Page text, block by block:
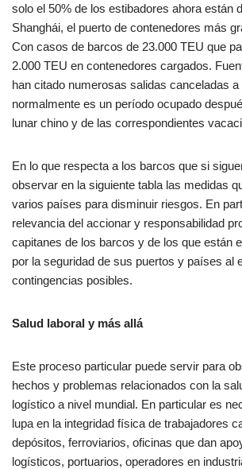
solo el 50% de los estibadores ahora están
Shanghái, el puerto de contenedores más
Con casos de barcos de 23.000 TEU que
2.000 TEU en contenedores cargados.
han citado numerosas salidas canceladas
normalmente es un período ocupado
lunar chino y de las correspondientes
En lo que respecta a los barcos que si
observar en la siguiente tabla las medidas
varios países para disminuir riesgos. En
relevancia del accionar y responsabilidad
capitanes de los barcos y de los que están
por la seguridad de sus puertos y países al
contingencias posibles.
Salud laboral y más allá
Este proceso particular puede servir para
hechos y problemas relacionados con la
logístico a nivel mundial. En particular es
lupa en la integridad física de trabajadores
depósitos, ferroviarios, oficinas que dan
logísticos, portuarios, operadores en